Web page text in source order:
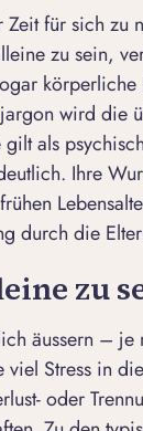
für sich zu
zu sein,
wird die
als
Ihre
durch die
zu
äussern –
Stress in
oder